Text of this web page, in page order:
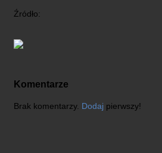
Źródło:
Komentarze
Brak komentarzy. Dodaj pierwszy!